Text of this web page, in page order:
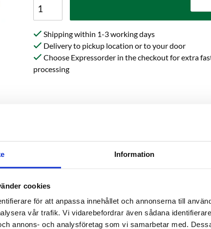
Information
cookies
för att anpassa innehållet och annonserna till
vår trafik. Vi vidarebefordrar även sådana
annons- och analysföretag som vi samarbetar med.
Shipping within 1-3 working days
Delivery to pickup location or to your door
Choose Expressorder in the checkout for extra
processing